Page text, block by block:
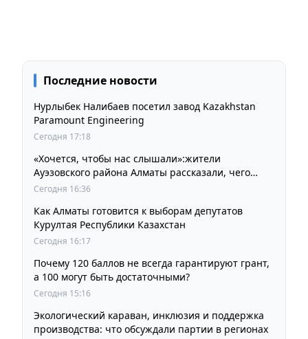
Последние новости
Нурлыбек Налибаев посетил завод Kazakhstan
Paramount Engineering
Сегодня 17:18
«Хочется, чтобы нас слышали»:жители
Ауэзовского района Алматы рассказали, чего
ждут от выборов депутатов Курултая
Сегодня 16:36
Как Алматы готовится к выборам депутатов
Курултая Республики Казахстан
Сегодня 16:17
Почему 120 баллов не всегда гарантируют грант,
а 100 могут быть достаточными?
Сегодня 15:16
Экологический караван, инклюзия и поддержка
производства: что обсуждали партии в регионах